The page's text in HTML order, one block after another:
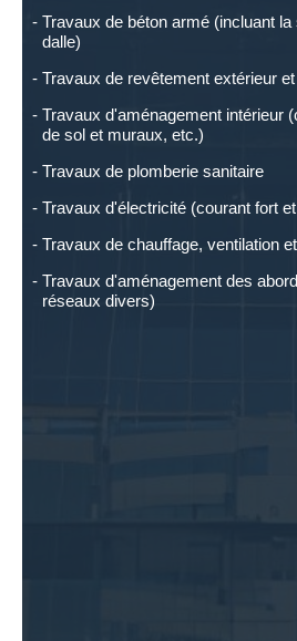
Travaux de béton armé (incluant
dalle)
Travaux de revêtement extérieur
Travaux d'aménagement intérieur
de sol et muraux, etc.)
Travaux de plomberie sanitaire
Travaux d'électricité (courant fort
Travaux de chauffage, ventilation
Travaux d'aménagement des
réseaux divers)